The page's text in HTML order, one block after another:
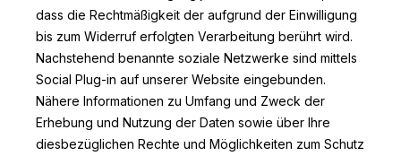
dass die Rechtmäßigkeit der aufgrund der Einwilligung
bis zum Widerruf erfolgten Verarbeitung berührt wird.
Nachstehend benannte soziale Netzwerke sind mittels
Social Plug-in auf unserer Website eingebunden.
Nähere Informationen zu Umfang und Zweck der
Erhebung und Nutzung der Daten sowie über Ihre
diesbezüglichen Rechte und Möglichkeiten zum Schutz